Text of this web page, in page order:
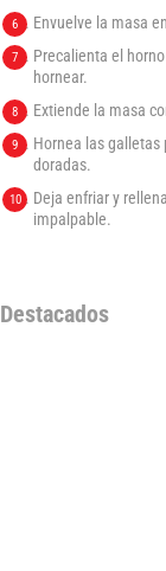
Destacados
Envuelve la masa
Precalienta el
hornear.
Extiende la masa
Hornea las
doradas.
Deja enfriar y
impalpable.